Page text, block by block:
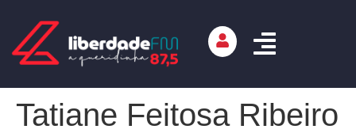
Tatiane Feitosa Ribeiro